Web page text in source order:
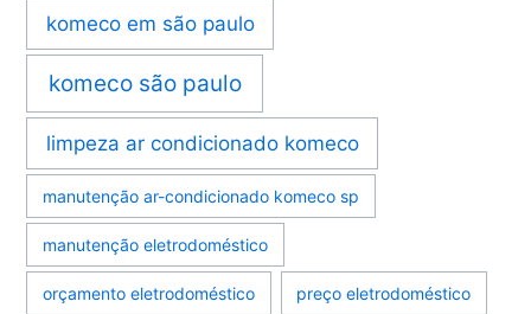
komeco em são paulo
komeco são paulo
limpeza ar condicionado komeco
manutenção ar-condicionado komeco sp
manutenção eletrodoméstico
orçamento eletrodoméstico preço eletrodoméstico